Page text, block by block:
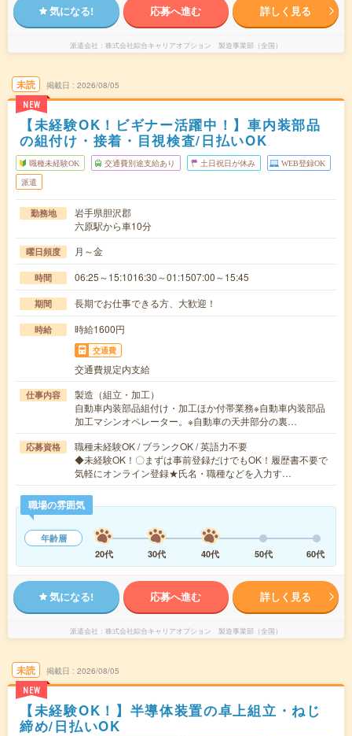
気になる! 応募へ進む 詳しく見る
派遣会社 株式会社綜合キャリアオプション 製造事業部（全国）
未読
NEW
掲載日 2026/08/05
【未経験OK！ビギナー活躍中！】車内装部品
の組付け・接着・目視検査/日払いOK
職種未経験OK 交通費別途支給あり 土日祝日が休み WEB登録OK
派遣
勤務地
岩手県胆沢郡
六原駅から車10分
曜日頻度 月～金
時間 06:25～15:1016:30～01:1507:00～15:45
期間 長期でお仕事できる方、大歓迎！
時給 時給1600円
交通費
交通費規定内支給
仕事内容
製造（組立・加工）
自動車内装部品組付け・加工ほか付帯業務※自動車内装部品
加工マシンオペレーター。※自動車の天井部分の裏…
応募資格
職種未経験OK / ブランクOK / 英語力不要
◆未経験OK！〇まずは事前登録だけでもOK！履歴書不要で
気軽にオンライン登録★氏名・職種などを入力す…
職場の雰囲気
年齢層
20代
30代 40代 50代 60代
気になる! 応募へ進む 詳しく見る
派遣会社 株式会社綜合キャリアオプション 製造事業部（全国）
未読
NEW
掲載日 2026/08/05
【未経験OK！】半導体装置の卓上組立・ねじ
締め/日払いOK